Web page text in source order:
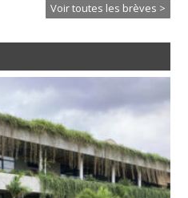
Voir toutes les brèves >